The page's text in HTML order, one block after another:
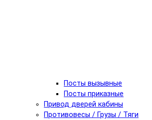
Посты вызывные
Посты приказные
Привод дверей кабины
Противовесы / Грузы / Тяги